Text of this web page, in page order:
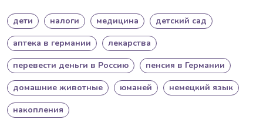
дети налоги медицина
детский сад
аптека в германии
лекарства
перевести деньги в Россию
пенсия в Германии
домашние животные
юманей
немецкий язык
накопления